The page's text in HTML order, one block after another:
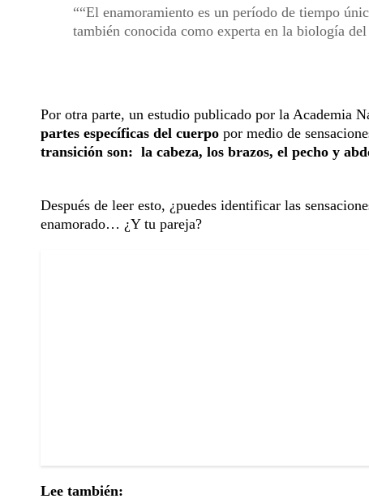
“El enamoramiento es un período de tiempo
también conocida como experta en la biología del
Por otra parte, un estudio publicado por la Academia
partes específicas del cuerpo por medio de
transición son: la cabeza, los brazos, el pecho y
Después de leer esto, ¿puedes identificar las
enamorado… ¿Y tu pareja?
Lee también: